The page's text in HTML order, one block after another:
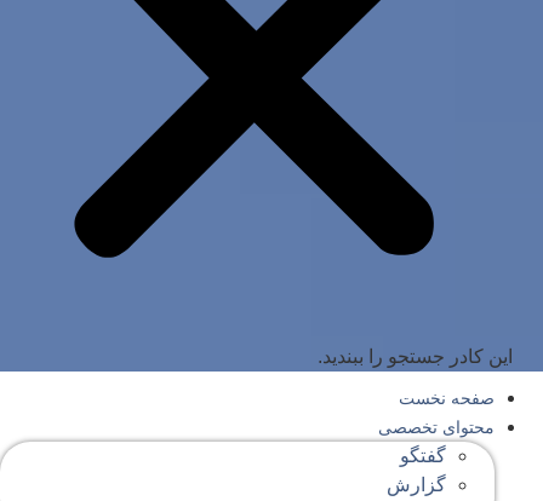
این کادر جستجو را ببندید.
صفحه‌ نخست
محتوای‌ تخصصی
گفتگو
گزارش